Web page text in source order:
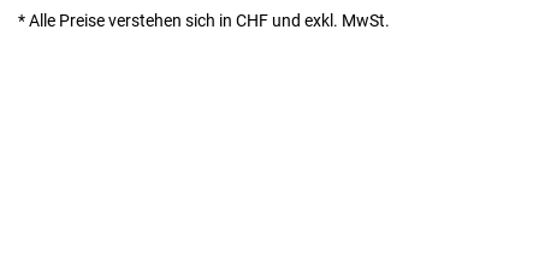
* Alle Preise verstehen sich in CHF und exkl. MwSt.